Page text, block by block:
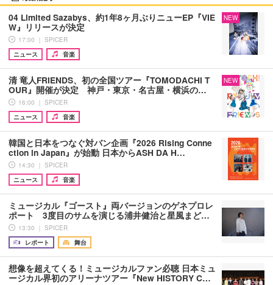
04 Limited Sazabys、約1年8ヶ月ぶりニューEP『VIE
W』リリースが決定
17:00 ｜ SPICER
ニュース
音楽
NEW
清 竜人FRIENDS、初の全国ツアー『TOMODACHI T
OUR』開催が決定 神戸・東京・名古屋・横浜の…
16:00 ｜ SPICER
ニュース
音楽
NEW
韓国と日本をつなぐ対バン企画『2026 Rising Conne
ction in Japan』が始動 日本からASH DA H…
14:30 ｜ SPICER
ニュース
音楽
ミュージカル『ゴースト』両バージョンのゲネプロレ
ポート 3度目のサムを演じる浦井健治と星風まど…
13:30 ｜ SPICER
レポート
舞台
想像を超えてくる！ミュージカルファン必聴 日本ミュ
ージカル界初のアリーナツアー『New HISTORY C…